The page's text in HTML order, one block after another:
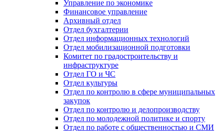
Управление по экономике
Финансовое управление
Архивный отдел
Отдел бухгалтерии
Отдел информационных технологий
Отдел мобилизационной подготовки
Комитет по градостроительству и
инфраструктуре
Отдел ГО и ЧС
Отдел культуры
Отдел по контролю в сфере муниципальных
закупок
Отдел по контролю и делопроизводству
Отдел по молодежной политике и спорту
Отдел по работе с общественностью и СМИ